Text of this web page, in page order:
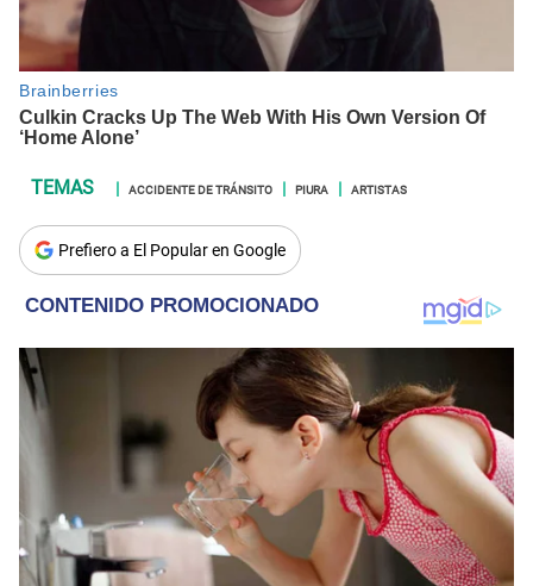
ACCIDENTE DE TRÁNSITO PIURA ARTISTAS
Prefiero a El Popular en Google